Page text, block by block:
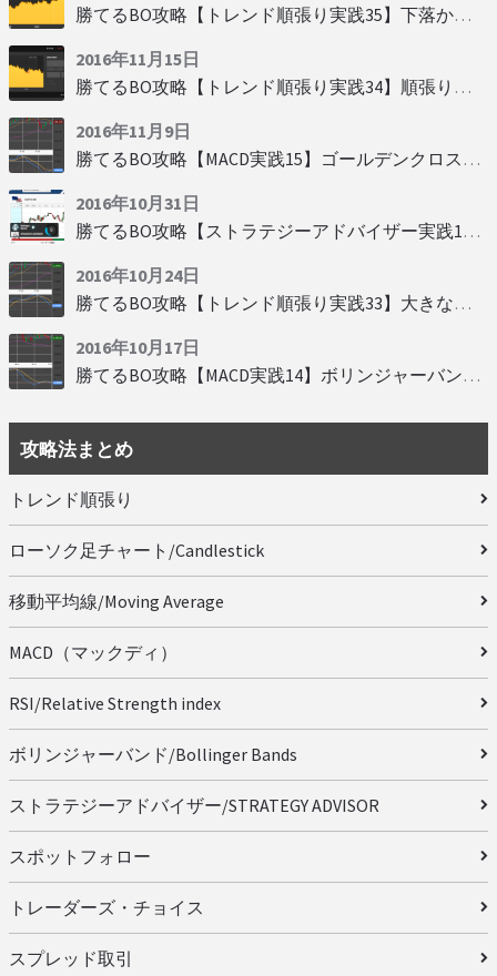
勝てるBO攻略【トレンド順張り実践35】下落からの反発を見極める
2016年11月15日
勝てるBO攻略【トレンド順張り実践34】順張りに適した変動
2016年11月9日
勝てるBO攻略【MACD実践15】ゴールデンクロスで勝つ
2016年10月31日
勝てるBO攻略【ストラテジーアドバイザー実践19】慌てず自動分析
2016年10月24日
勝てるBO攻略【トレンド順張り実践33】大きな変動にすべり込み
2016年10月17日
勝てるBO攻略【MACD実践14】ボリンジャーバンドとともに相場を読む
攻略法まとめ
トレンド順張り
ローソク足チャート/Candlestick
移動平均線/Moving Average
MACD（マックディ）
RSI/Relative Strength index
ボリンジャーバンド/Bollinger Bands
ストラテジーアドバイザー/STRATEGY ADVISOR
スポットフォロー
トレーダーズ・チョイス
スプレッド取引